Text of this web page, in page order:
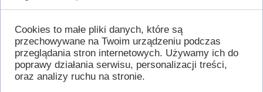
10. Jak przenieść Eko-Soft na
nowy komputer?
mogą Państwo zadawać przez e-mail
piątku w godzinach 8-15.
Cookies to małe pliki danych, które są
przechowywane na Twoim urządzeniu podczas
przeglądania stron internetowych. Używamy ich do
poprawy działania serwisu, personalizacji treści,
oraz analizy ruchu na stronie.